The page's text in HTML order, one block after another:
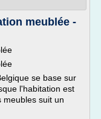
meublée -
se base sur
l'habitation est
meubles suit un